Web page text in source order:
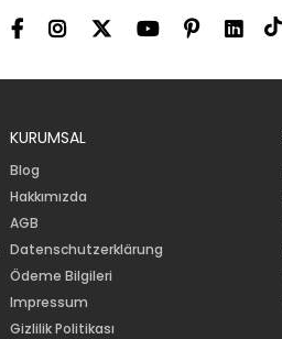
KURUMSAL
Blog
Hakkımızda
AGB
Datenschutzerklärung
Ödeme Bilgileri
Impressum
Gizlilik Politikası